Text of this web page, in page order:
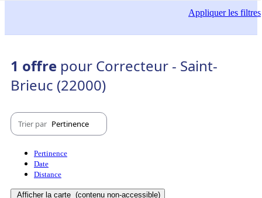
Appliquerles filtres
1 offre pour Correcteur - Saint-
Brieuc (22000)
Trier par Pertinence
Pertinence
Date
Distance
Afficher la carte (contenu non-accessible)